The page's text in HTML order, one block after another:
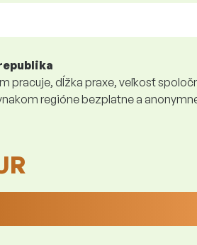
pracuje, dĺžka praxe, veľkosť
regióne bezplatne a